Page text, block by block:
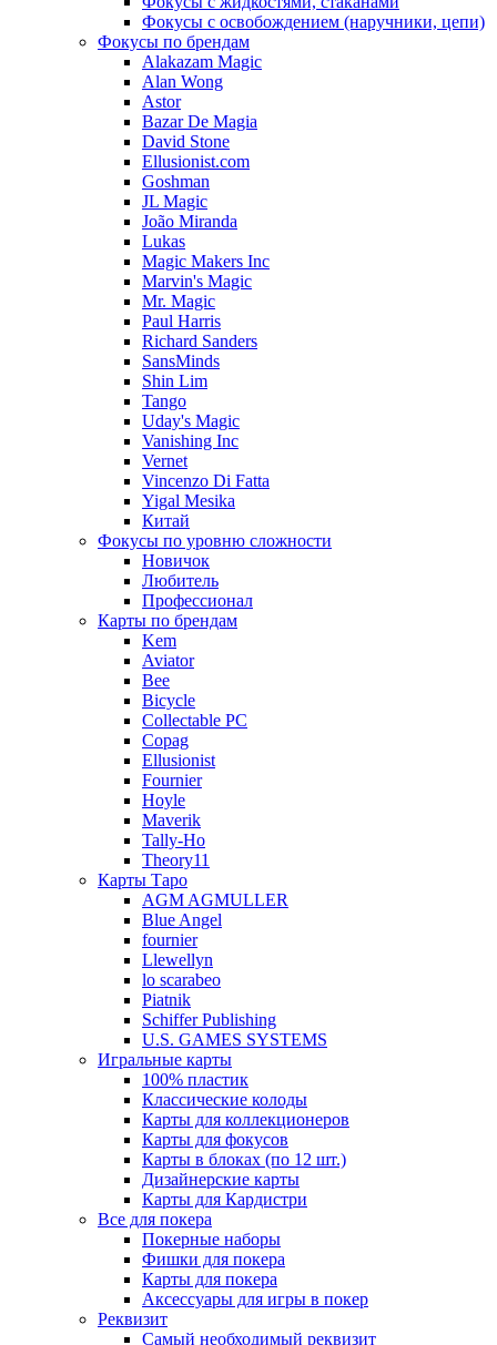
Фокусы с освобождением (наручники, цепи)
Фокусы по брендам
Alakazam Magic
Alan Wong
Astor
Bazar De Magia
David Stone
Ellusionist.com
Goshman
JL Magic
João Miranda
Lukas
Magic Makers Inc
Marvin's Magic
Mr. Magic
Paul Harris
Richard Sanders
SansMinds
Shin Lim
Tango
Uday's Magic
Vanishing Inc
Vernet
Vincenzo Di Fatta
Yigal Mesika
Китай
Фокусы по уровню сложности
Новичок
Любитель
Профессионал
Карты по брендам
Kem
Aviator
Bee
Bicycle
Collectable PC
Copag
Ellusionist
Fournier
Hoyle
Maverik
Tally-Ho
Theory11
Карты Таро
AGM AGMULLER
Blue Angel
fournier
Llewellyn
lo scarabeo
Piatnik
Schiffer Publishing
U.S. GAMES SYSTEMS
Игральные карты
100% пластик
Классические колоды
Карты для коллекционеров
Карты для фокусов
Карты в блоках (по 12 шт.)
Дизайнерские карты
Карты для Кардистри
Все для покера
Покерные наборы
Фишки для покера
Карты для покера
Аксессуары для игры в покер
Реквизит
Самый необходимый реквизит